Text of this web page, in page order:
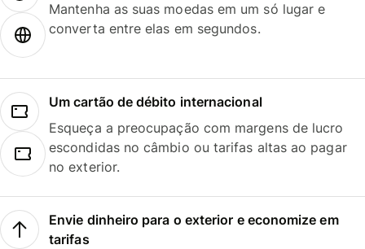
Mantenha as suas moedas em um só lugar e
converta entre elas em segundos.
Um cartão de débito internacional
Esqueça a preocupação com margens de lucro
escondidas no câmbio ou tarifas altas ao pagar
no exterior.
Envie dinheiro para o exterior e economize em
tarifas